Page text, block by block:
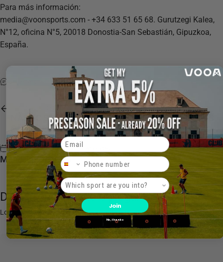
Para más información:
media@voonsports.com - +34 633 51 65 68. Gurutzegi Kalea,
N°12, oficina N°5, 20018 Donostia-San Sebastián, Gipuzkoa,
España.
5 de julio de 2024 porMikel Juaristi
NÀSTIC SPORTS ACADEMY SE UNE A VOON SPORTS
PARA MEJORAR EL DESARROLLO DE JUGADORES
5 de agosto de 2024 porGemPages
Manuales de Voon
Deja tu comentario o pregunta
Los comentarios serán revisados antes de publicarse.
Email
Phone Number
Product interest
Join
No, thanks